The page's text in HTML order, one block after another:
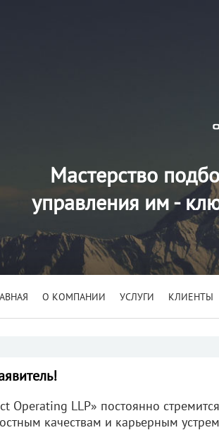
Мастерство
управления им -
О КОМПАНИИ УСЛУГИ КЛИЕНТЫ
Operating LLP» постоянно
качествам и карьерным